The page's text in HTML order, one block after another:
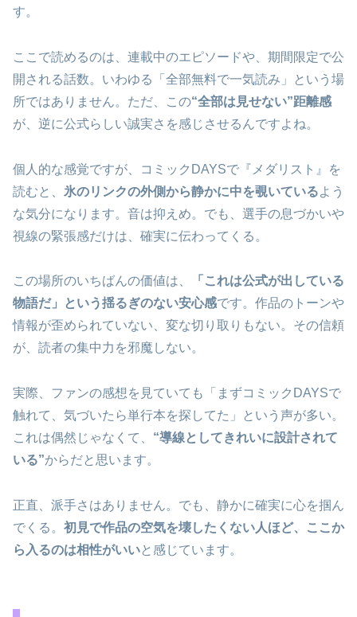
す。
ここで読めるのは、連載中のエピソードや、期間限定で公
開される話数。いわゆる「全部無料で一気読み」という場
所ではありません。ただ、この“全部は見せない”距離感
が、逆に公式らしい誠実さを感じさせるんですよね。
個人的な感覚ですが、コミックDAYSで『メダリスト』を
読むと、 氷のリンクの外側から静かに中を覗いているよう
な気分になります。音は抑えめ。でも、選手の息づかいや
視線の緊張感だけは、確実に伝わってくる。
この場所のいちばんの価値は、
「これは公式が出している
物語だ」という揺るぎのない安心感です。作品のトーンや
情報が歪められていない、変な切り取りもない。その信頼
が、読者の集中力を邪魔しない。
実際、ファンの感想を見ていても「まずコミックDAYSで
触れて、気づいたら単行本を探してた」という声が多い。
これは偶然じゃなくて、 “導線としてきれいに設計されて
いる”からだと思います。
正直、派手さはありません。でも、静かに確実に心を掴ん
でくる。 初見で作品の空気を壊したくない人ほど、ここか
ら入るのは相性がいいと感じています。